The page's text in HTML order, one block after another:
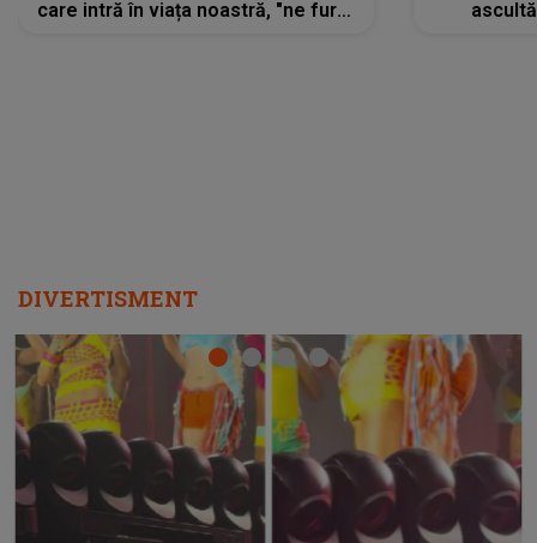
care intră în viața noastră, "ne fură"
DIVERTISMENT